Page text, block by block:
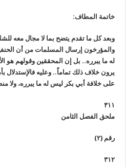
خاتمة المطاف:
وبعد كل ما تقدم يتضح بما لا مجال معه
والمؤرخون إرسال المسلمات من أن
له ما يبرره.. بل إن المحققين وقولهم هو
يرون خلاف ذلك تماماً.. وعليه فالإستدلال
على خلافة أبي بكر ليس له ما يبرره، ولا
٣١١
ملحق الفصل الثامن
رقم (٢)
٣١٢